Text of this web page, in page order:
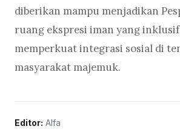
diberikan mampu menjadikan
ruang ekspresi iman yang
memperkuat integrasi sosial di
masyarakat majemuk.
Editor: Alfa